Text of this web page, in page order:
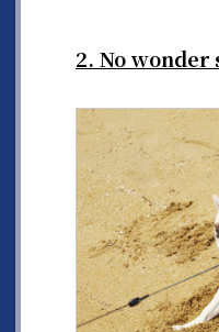
2. No wonder